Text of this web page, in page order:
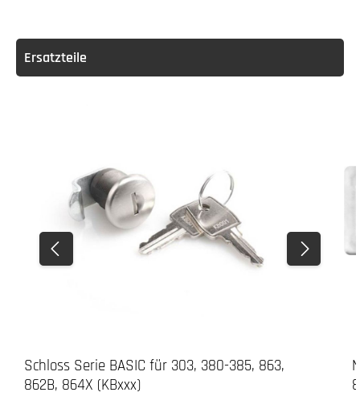
Ersatzteile
Schloss Serie BASIC für 303, 380-385, 863,
862B, 864X (KBxxx)